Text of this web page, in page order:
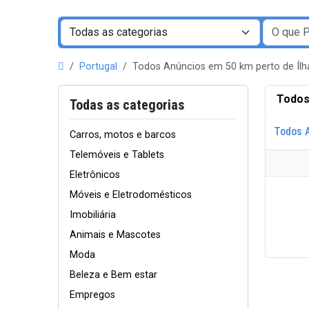
Portugal Todos Anúncios em 50 km perto de
Todas as categorias
Carros, motos e barcos
Telemóveis e Tablets
Eletrônicos
Móveis e Eletrodomésticos
Imobiliária
Animais e Mascotes
Moda
Beleza e Bem estar
Empregos
Todos